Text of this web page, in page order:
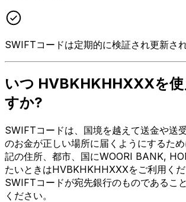
SWIFTコードは定期的に検証され更新さ
いつ HVBKHKHHXXXを
すか?
SWIFTコードは、国境を越えて送金や送
のお金が正しい場所に届くようにするた
記の住所、都市、国にWOORI BANK,
たいときはHVBKHKHHXXXをご利用く
SWIFTコードが宛先銀行のものであるこ
ください。